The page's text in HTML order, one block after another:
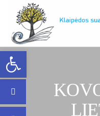
Open toolbar